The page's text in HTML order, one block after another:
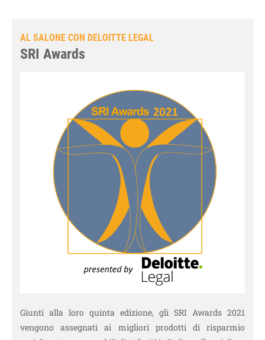
AL SALONE CON DELOITTE LEGAL
SRI Awards
Giunti alla loro quinta edizione, gli SRI Awards 2021
vengono assegnati ai migliori prodotti di risparmio